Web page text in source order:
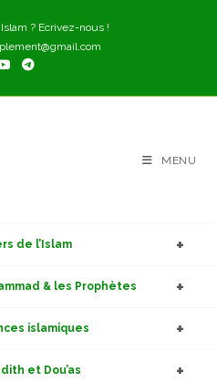
? Ecrivez-nous !
MENU
de l’Islam
& les Prophètes
islamiques
et Dou’as